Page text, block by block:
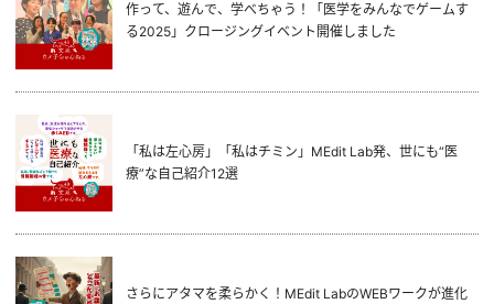
作って、遊んで、学べちゃう！「医学をみんなでゲームす
る2025」クロージングイベント開催しました
「私は左心房」「私はチミン」MEdit Lab発、世にも“医
療”な自己紹介12選
さらにアタマを柔らかく！MEdit LabのWEBワークが進化